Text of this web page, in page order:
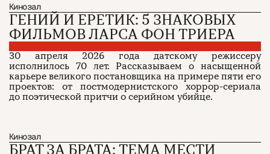
Кинозал
ГЕНИЙ И ЕРЕТИК: 5 ЗНАКОВЫХ
ФИЛЬМОВ ЛАРСА ФОН ТРИЕРА
30 апреля 2026 года датскому режиссеру
исполнилось 70 лет. Рассказываем о насыщенной
карьере великого постановщика на примере пяти его
проектов: от постмодернистского хоррор-сериала
до поэтической притчи о серийном убийце.
Кинозал
БРАТ ЗА БРАТА: ТЕМА МЕСТИ